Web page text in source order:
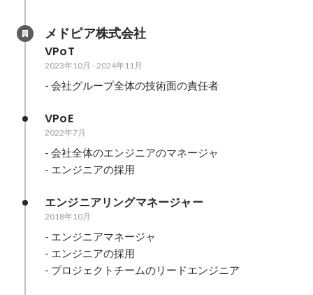
メドピア株式会社
VPoT
2023年10月 -2024年11月
- 会社グループ全体の技術面の責任者
VPoE
2022年7月
- 会社全体のエンジニアのマネージャ
- エンジニアの採用
エンジニアリングマネージャー
2018年10月
- エンジニアマネージャ
- エンジニアの採用
- プロジェクトチームのリードエンジニア